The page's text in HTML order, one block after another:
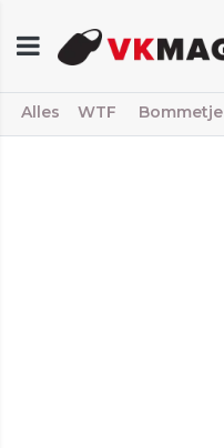
Alles WTF Bommetje